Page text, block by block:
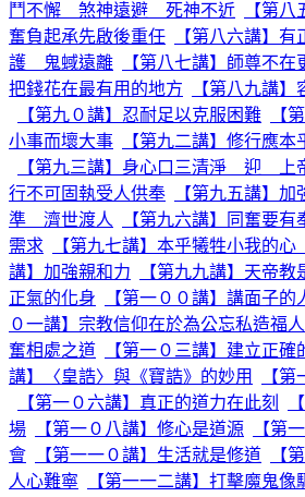
鬥不懈 煞神遠避 死神不近
【第
奮負起承先啟後重任
【第八六講】
護 鬼蜮遠離
【第八七講】師尊不在
把錢花在最有用的地方
【第八九講
【第九０講】忍耐足以克服困難
【
小事而壞大事
【第九二講】修行應
【第九三講】身心口三清淨 迎 上
行不可固執受人供奉
【第九五講】
準 濟世渡人
【第九六講】同奮要
需求
【第九七講】本乎犧牲小我的
講】加強親和力
【第九九講】天帝
正氣的化身
【第一００講】講面子的
０一講】宗教信仰在於為公忘私造福
奮相處之道
【第一０三講】建立正確
講】〈皇誥〉與《寶誥》的妙用
【
【第一０六講】真正的道力在此刻
場
【第一０八講】修心是道源
【第
會
【第一一０講】生活就是修道
【
人心難寧
【第一一二講】打擊魔鬼像